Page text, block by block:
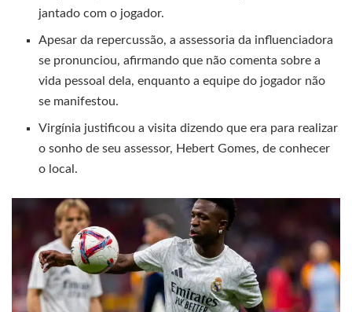
jantado com o jogador.
Apesar da repercussão, a assessoria da influenciadora
se pronunciou, afirmando que não comenta sobre a
vida pessoal dela, enquanto a equipe do jogador não
se manifestou.
Virgínia justificou a visita dizendo que era para realizar
o sonho de seu assessor, Hebert Gomes, de conhecer
o local.